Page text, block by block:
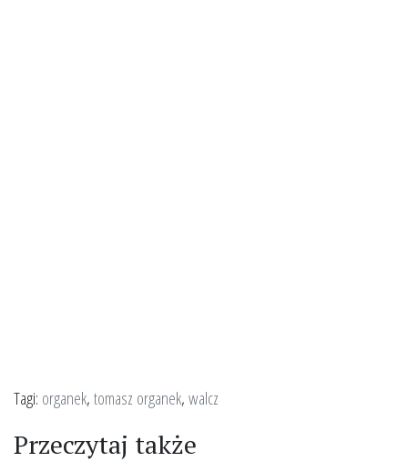
Tagi: organek,tomasz organek,walcz
Przeczytaj także